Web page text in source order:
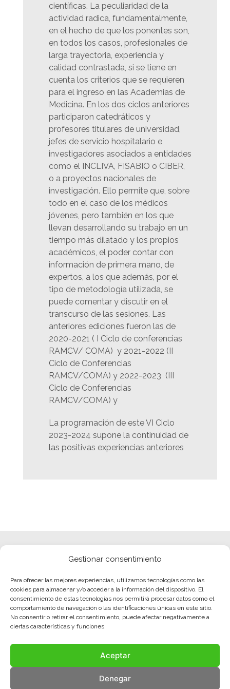
Gestionar consentimiento
Para ofrecer las mejores experiencias, utilizamos tecnologías como las
cookies para almacenar y/o acceder a la información del dispositivo. El
consentimiento de estas tecnologías nos permitirá procesar datos como el
comportamiento de navegación o las identificaciones únicas en este sitio.
No consentir o retirar el consentimiento, puede afectar negativamente a
ciertas características y funciones.
Aceptar
Denegar
científicas. La peculiaridad de la
actividad radica, fundamentalmente,
en el hecho de que los ponentes son,
en todos los casos, profesionales de
larga trayectoria, experiencia y
calidad contrastada, si se tiene en
cuenta los criterios que se requieren
para el ingreso en las Academias de
Medicina. En los dos ciclos anteriores
participaron catedráticos y
profesores titulares de universidad,
jefes de servicio hospitalario e
investigadores asociados a entidades
como el INCLIVA, FISABIO o CIBER,
o a proyectos nacionales de
investigación. Ello permite que, sobre
todo en el caso de los médicos
jóvenes, pero también en los que
llevan desarrollando su trabajo en un
tiempo más dilatado y los propios
académicos, el poder contar con
información de primera mano, de
expertos, a los que además, por el
tipo de metodología utilizada, se
puede comentar y discutir en el
transcurso de las sesiones. Las
anteriores ediciones fueron las de
2020-2021 ( I Ciclo de conferencias
RAMCV/ COMA) y 2021-2022 (II
Ciclo de Conferencias
RAMCV/COMA) y 2022-2023 (III
Ciclo de Conferencias
RAMCV/COMA) y
La programación de este VI Ciclo
2023-2024 supone la continuidad de
las positivas experiencias anteriores